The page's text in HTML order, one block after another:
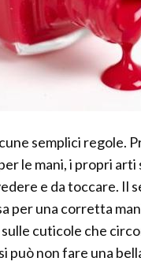
semplici regole.
le mani, i propri arti
e da toccare. Il
per una corretta
cuticole che
non fare una